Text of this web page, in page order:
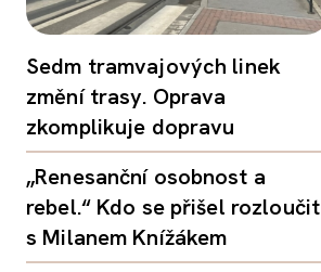
Sedm tramvajových linek
změní trasy. Oprava
zkomplikuje dopravu
„Renesanční osobnost a
rebel.“ Kdo se přišel rozloučit
s Milanem Knížákem